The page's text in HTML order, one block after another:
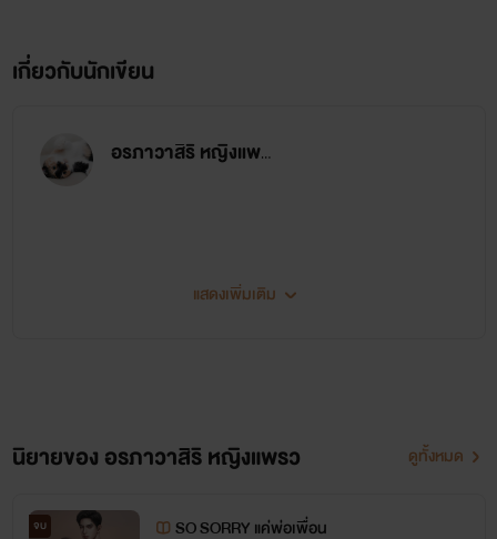
เกี่ยวกับนักเขียน
อรภาวาสิริ หญิงแพรว
แสดงเพิ่มเติม
นิยายของ อรภาวาสิริ หญิงแพรว ดูทั้งหมด
จบ SO SORRY แค่พ่อเพื่อน